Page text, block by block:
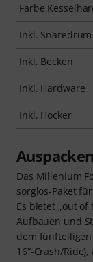
Farbe
Inkl. Snaredrum
Inkl. Becken
Inkl. Hardware
Inkl. Hocker
Das Millenium
sorglos-Paket
Es bietet „out of
Aufbauen und
dem fünfteiligen
16“-Crash/